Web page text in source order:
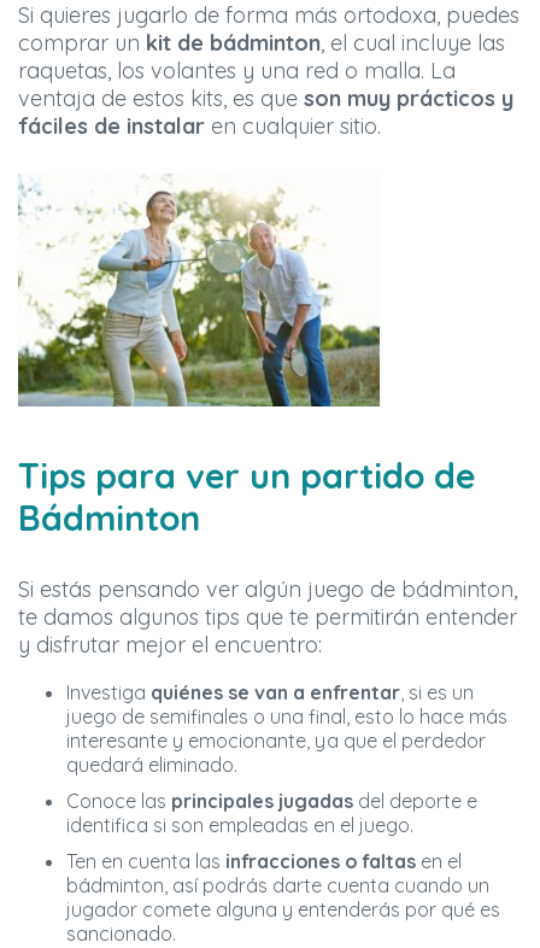
Si quieres jugarlo de forma más ortodoxa, puedes
comprar un kit de bádminton, el cual incluye las
raquetas, los volantes y una red o malla. La
ventaja de estos kits, es que son muy prácticos y
fáciles de instalar en cualquier sitio.
Tips para ver un partido de
Bádminton
Si estás pensando ver algún juego de bádminton,
te damos algunos tips que te permitirán entender
y disfrutar mejor el encuentro:
Investiga quiénes se van a enfrentar, si es un
juego de semifinales o una final, esto lo hace más
interesante y emocionante, ya que el perdedor
quedará eliminado.
Conoce las principales jugadas del deporte e
identifica si son empleadas en el juego.
Ten en cuenta las infracciones o faltas en el
bádminton, así podrás darte cuenta cuando un
jugador comete alguna y entenderás por qué es
sancionado.